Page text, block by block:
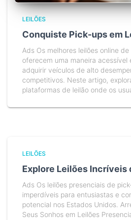
LEILÕES
Conquiste Pick-ups em
Ads Os melhores leilões online
oferecem uma maneira acessível
adquirir veículos de alto
competitivos. Neste artigo,
plataformas de leilão onde os
LEILÕES
Explore Leilões Incríveis
Ads Os leilões presenciais de
imperdíveis para entusiastas e
potencial nos Estados Unidos.
Seus Sonhos em Leilões